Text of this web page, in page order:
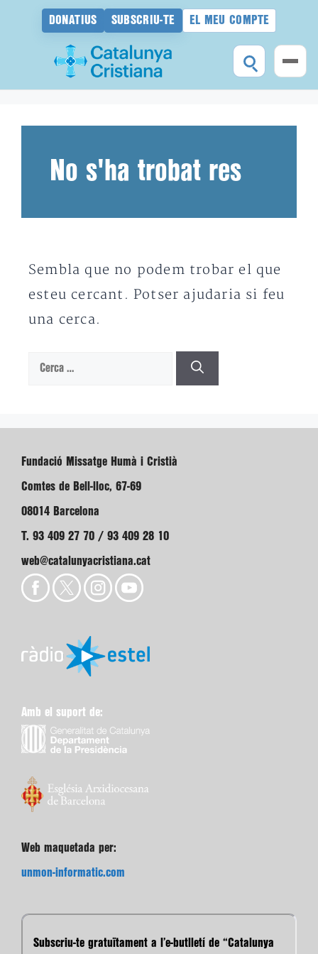
DONATIUS SUBSCRIU-TE EL MEU COMPTE
No s'ha trobat res
Sembla que no podem trobar el que
esteu cercant. Potser ajudaria si feu
una cerca.
Cerca:
Fundació Missatge Humà i Cristià
Comtes de Bell-lloc, 67-69
08014 Barcelona
T. 93 409 27 70 / 93 409 28 10
web@catalunyacristiana.cat
Amb el suport de:
Web maquetada per:
unmon-informatic.com
Subscriu-te gratuïtament a l’e-butlletí de “Catalunya